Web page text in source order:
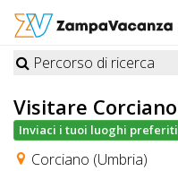
STRUTTURE
A
DOG
Percorso di ricerca
Visitare Corciano
Inviaci i tuoi luoghi preferiti
Corciano (Umbria)